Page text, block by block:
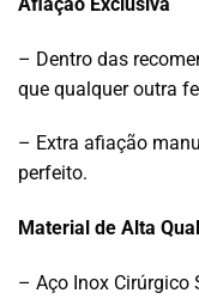
– Dentro das
que qualquer outra
– Extra afiação
perfeito.
Material de Alta
– Aço Inox Cirúrgico